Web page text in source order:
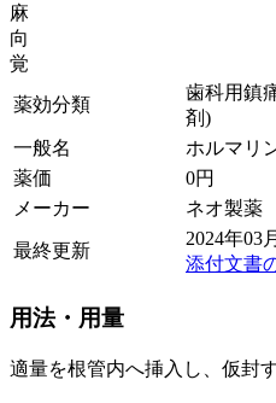
麻
向
覚
薬効分類
歯科用鎮
剤)
一般名
ホルマリ
薬価
0円
メーカー
ネオ製薬
最終更新
2024年03
添付文書
用法・用量
適量を根管内へ挿入し、仮封す